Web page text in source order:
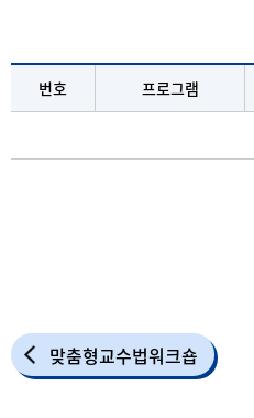
번호 프로그램
맞춤형교수법워크숍